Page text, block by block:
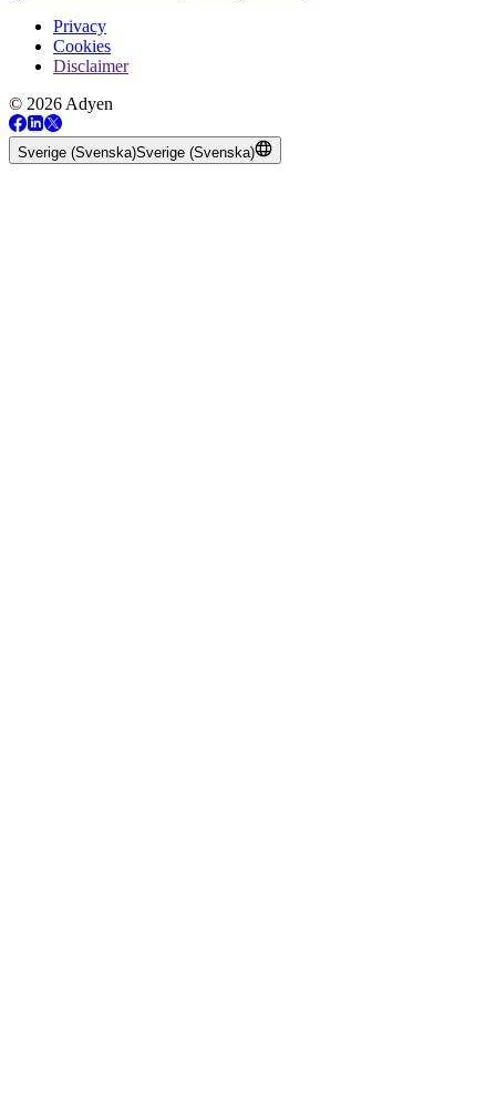
Privacy
Cookies
Disclaimer
© 2026 Adyen
Sverige (Svenska)Sverige (Svenska)